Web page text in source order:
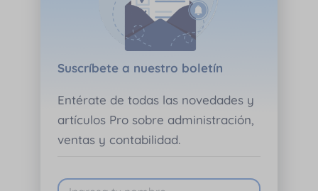
Suscríbete a nuestro boletín
Entérate de todas las novedades y
artículos Pro sobre administración,
ventas y contabilidad.